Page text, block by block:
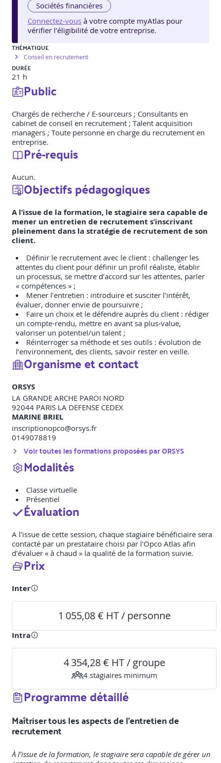
Sociétés financières
Connectez-vous à votre compte myAtlas pour
vérifier l'éligibilité de votre entreprise.
THÉMATIQUE
Conseil en recrutement
DURÉE
21 h
Public
Chargés de recherche / E-sourceurs ; Consultants en
cabinet de conseil en recrutement ; Talent acquisition
managers ; Toute personne en charge du recrutement en
entreprise.
Pré-requis
Aucun.
Objectifs pédagogiques
A l’issue de la formation, le stagiaire sera capable de
mener un entretien de recrutement s’inscrivant
pleinement dans la stratégie de recrutement de son
client.
Définir le recrutement avec le client : challenger les
attentes du client pour définir un profil réaliste, établir
un processus, se mettre d’accord sur les attentes, parler
« compétences » ;
Mener l’entretien : introduire et susciter l’intérêt,
évaluer, donner envie de poursuivre ;
Faire un choix et le défendre auprès du client : rédiger
un compte-rendu, mettre en avant sa plus-value,
valoriser un potentiel/un talent ;
Réinterroger sa méthode et ses outils : évolution de
l’environnement, des clients, savoir rester en veille.
Organisme et contact
ORSYS
LA GRANDE ARCHE PAROI NORD
92044 PARIS LA DEFENSE CEDEX
MARINE BRIEL
inscriptionopco@orsys.fr
0149078819
Voir toutes les formations proposées parORSYS
Modalités
Classe virtuelle
Présentiel
Évaluation
A l’issue de cette session, chaque stagiaire bénéficiaire sera
contacté par un prestataire choisi par l’Opco Atlas afin
d’évaluer « à chaud » la qualité de la formation suivie.
Prix
Inter
1 055,08 € HT / personne
Intra
4 354,28 € HT / groupe
4stagiairesminimum
Programme détaillé
Maîtriser tous les aspects de l’entretien de
recrutement
À l’issue de la formation, le stagiaire sera capable de gérer un